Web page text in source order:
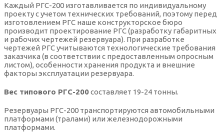
Каждый РГС-200 изготавливается по индивидуальному
проекту с учетом технических требований, поэтому перед
изготовлением РГС наше конструкторское бюро
производит проектирование РГС (разработку габаритных
и рабочих чертежей резервуара). При разработке
чертежей РГС учитываются технологические требования
заказчика (в соответствии с предоставленным опросным
листом), особенности хранения продукта и внешние
факторы эксплуатации резервуара.
Вес типового РГС-200составляет 19-24 тонны.
Резервуары РГС-200 транспортируются автомобильными
платформами (тралами) или железнодорожными
платформами.